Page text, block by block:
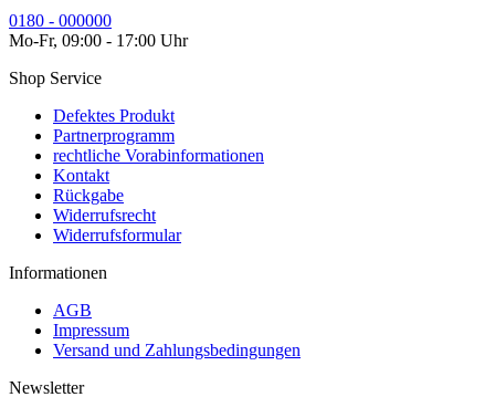
0180 - 000000
Mo-Fr, 09:00 - 17:00 Uhr
Shop Service
Defektes Produkt
Partnerprogramm
rechtliche Vorabinformationen
Kontakt
Rückgabe
Widerrufsrecht
Widerrufsformular
Informationen
AGB
Impressum
Versand und Zahlungsbedingungen
Newsletter